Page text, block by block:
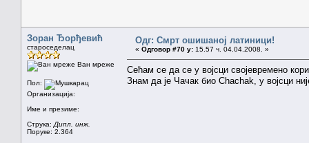
Зоран Ђорђевић
староседелац
Ван мреже
Пол:
Организација:
Име и презиме:
Струка: Дипл. инж.
Поруке: 2.364
Одг: Смрт ошишаној латиници!
« Одговор #70 у: 15.57 ч. 04.04.2008. »
Сећам се да се у војсци својевремено
Знам да је Чачак био Chachak, у војсци